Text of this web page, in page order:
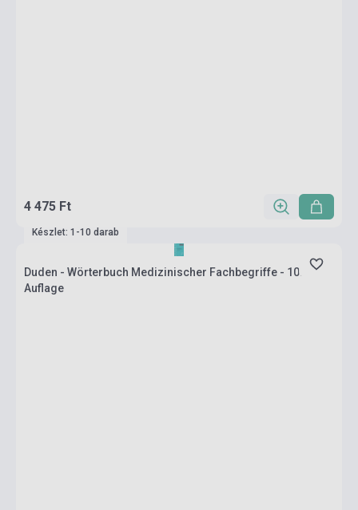
4 475 Ft
Készlet: 1-10 darab
Duden - Wörterbuch Medizinischer Fachbegriffe - 10.
Auflage